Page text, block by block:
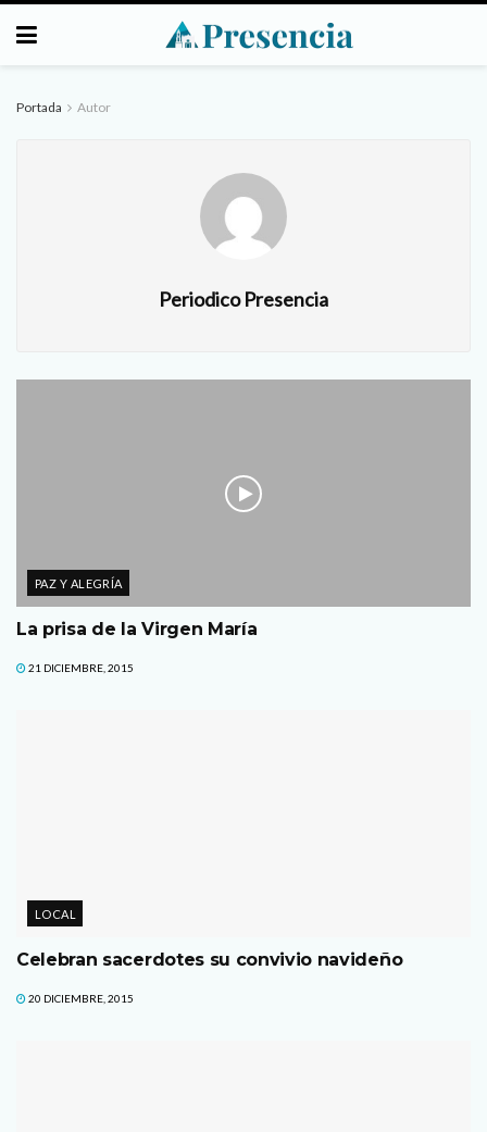
Portada Autor
Periodico Presencia
PAZ Y ALEGRÍA
La prisa de la Virgen María
21 DICIEMBRE, 2015
LOCAL
Celebran sacerdotes su convivio navideño
20 DICIEMBRE, 2015